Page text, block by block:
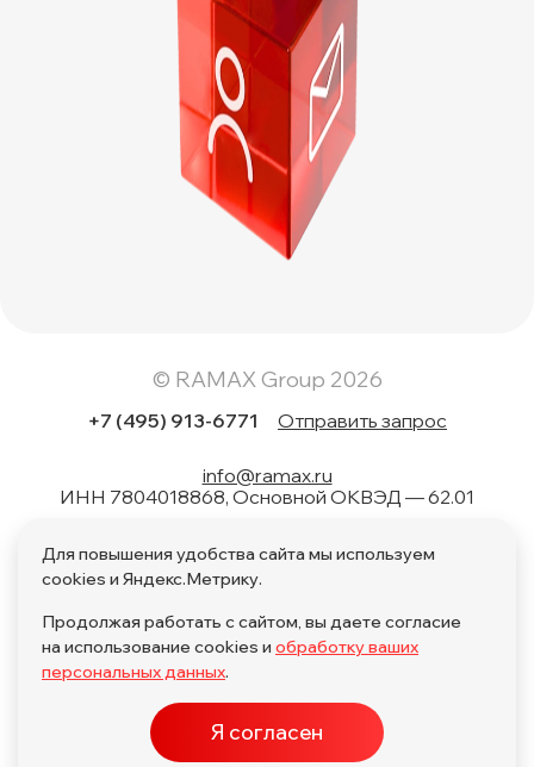
© RAMAX Group 2026
+7 (495) 913-6771 Отправить запрос
info@ramax.ru
ИНН 7804018868, Основной ОКВЭД — 62.01
1.02, 1.04, 1.05, 1.06, 1.08, 2.01, 3.01, 4.01, 11.01, 17.01, 27.01,
28.01
Политика обработки персональных данных
Для повышения удобства сайта мы используем
cookies и Яндекс.Метрику.
Продолжая работать с сайтом, вы даете согласие
на использование cookies и обработку ваших
персональных данных.
Я согласен